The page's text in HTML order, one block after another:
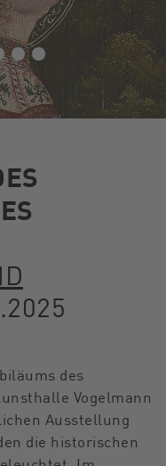
des
Vogelmann
Ausstellung
die historischen